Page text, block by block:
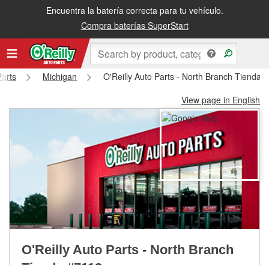
Encuentra la batería correcta para tu vehículo.
Compra baterías SuperStart
Recibe tu orden gratis al día siguiente o recógela en la tienda
Michigan
O'Reilly Auto Parts - North Branch Tienda
View page in English
O'Reilly Auto Parts - North Branch